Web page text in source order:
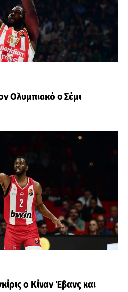
Ολυμπιακό ο Σέμι
ο Κίναν Έβανς και